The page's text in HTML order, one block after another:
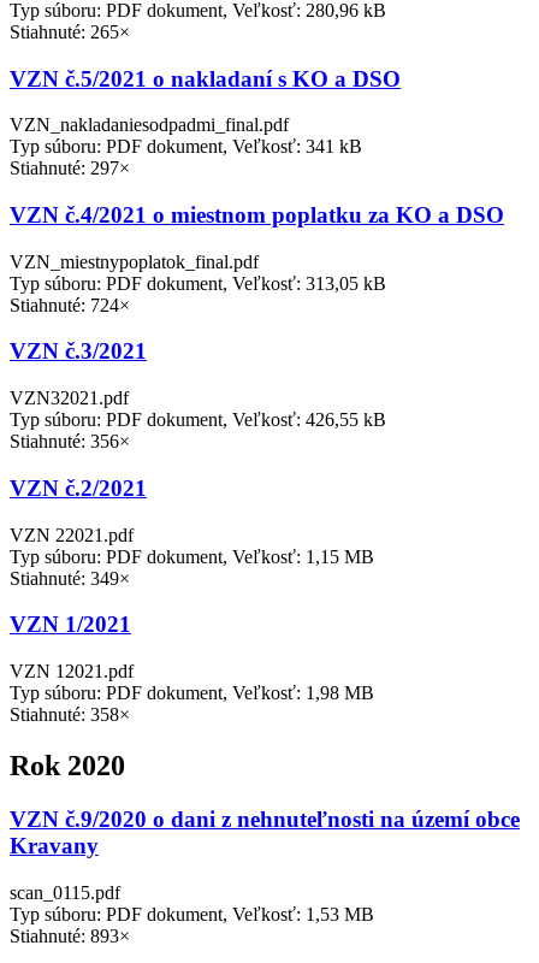
Typ súboru: PDF dokument, Veľkosť: 280,96 kB
Stiahnuté: 265×
VZN č.5/2021 o nakladaní s KO a DSO
VZN_nakladaniesodpadmi_final.pdf
Typ súboru: PDF dokument, Veľkosť: 341 kB
Stiahnuté: 297×
VZN č.4/2021 o miestnom poplatku za KO a DSO
VZN_miestnypoplatok_final.pdf
Typ súboru: PDF dokument, Veľkosť: 313,05 kB
Stiahnuté: 724×
VZN č.3/2021
VZN32021.pdf
Typ súboru: PDF dokument, Veľkosť: 426,55 kB
Stiahnuté: 356×
VZN č.2/2021
VZN 22021.pdf
Typ súboru: PDF dokument, Veľkosť: 1,15 MB
Stiahnuté: 349×
VZN 1/2021
VZN 12021.pdf
Typ súboru: PDF dokument, Veľkosť: 1,98 MB
Stiahnuté: 358×
Rok 2020
VZN č.9/2020 o dani z nehnuteľnosti na území obce
Kravany
scan_0115.pdf
Typ súboru: PDF dokument, Veľkosť: 1,53 MB
Stiahnuté: 893×